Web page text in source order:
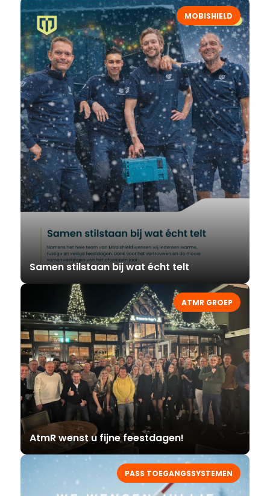
MOBISHIELD
Samen stilstaan bij wat écht telt
ATMR GROEP
AtmR wenst u fijne feestdagen!
PASS TOEGANGSSYSTEMEN